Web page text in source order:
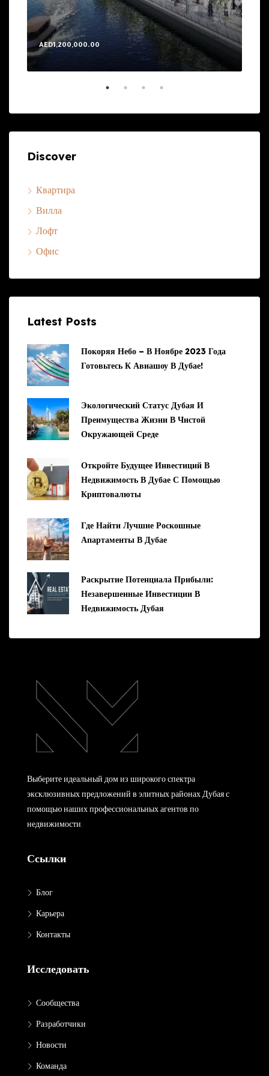
AED1,200,000.00
Discover
Квартира
Вилла
Лофт
Офис
Latest Posts
Покоряя Небо – В Ноябре 2023 Года
Готовьтесь К Авиашоу В Дубае!
Экологический Статус Дубая И
Преимущества Жизни В Чистой
Окружающей Среде
Откройте Будущее Инвестиций В
Недвижимость В Дубае С Помощью
Криптовалюты
Где Найти Лучшие Роскошные
Апартаменты В Дубае
Раскрытие Потенциала Прибыли:
Незавершенные Инвестиции В
Недвижимость Дубая
Выберите идеальный дом из широкого спектра
эксклюзивных предложений в элитных районах Дубая с
помощью наших профессиональных агентов по
недвижимости.
Ссылки
Блог
Карьера
Контакты
Исследовать
Сообщества
Разработчики
Новости
Команда